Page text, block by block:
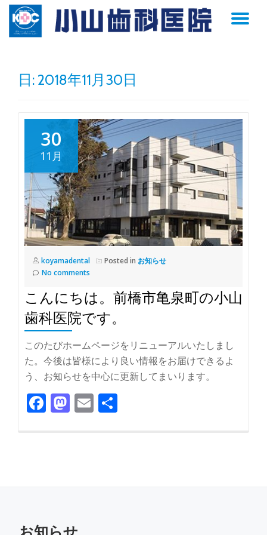
日: 2018年11月30日
30
11月
koyamadental Posted in お知らせ
No comments
こんにちは。前橋市亀泉町の小山
歯科医院です。
このたびホームページをリニューアルいたしまし
た。今後は皆様により良い情報をお届けできるよ
う、お知らせを中心に更新してまいります。
FacebookMastodon
Email